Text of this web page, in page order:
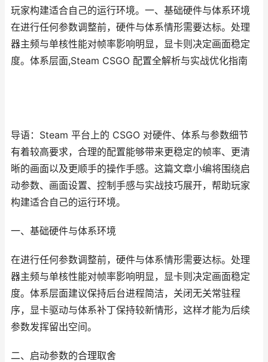
玩家构建适合自己的运行环境。一、基础硬件与体系环境
在进行任何参数调整前，硬件与体系情形需要达标。处理
器主频与单核性能对帧率影响明显，显卡则决定画面稳定
度。体系层面,Steam CSGO 配置全解析与实战优化指南
导语：Steam 平台上的 CSGO 对硬件、体系与参数细节
有着较高要求，合理的配置能够带来更稳定的帧率、更清
晰的画面以及更顺手的操作手感。这篇文章小编将围绕启
动参数、画面设置、控制手感与实战技巧展开，帮助玩家
构建适合自己的运行环境。
一、基础硬件与体系环境
在进行任何参数调整前，硬件与体系情形需要达标。处理
器主频与单核性能对帧率影响明显，显卡则决定画面稳定
度。体系层面建议保持后台进程简洁，关闭无关常驻程
序，显卡驱动与体系补丁保持较新情形，这样才能为后续
参数发挥留出空间。
二、启动参数的合理取舍